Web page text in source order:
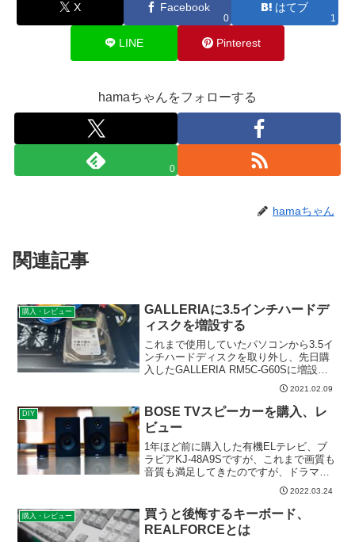
X Facebook
0
はてブ
1
LINE Pinterest
hamaちゃんをフォローする
0
hamaちゃん
関連記事
購入・レビュー
GALLERIAに3.5インチハードデ
ィスクを増設する
これまで使用していたパソコンから3.5イ
ンチハードディスクを取り外し、先日購
入したGALLERIA RM5C-G60Sに増設し
ました。最初、3.5インチシャドウベイの
場所がわからず一瞬迷いましたが、意外
な場所に取り付け位置がありました。取
り付けはとても簡単でした。
2021.02.09
DIY
BOSE TVスピーカーを購入、レ
ビュー
1年ほど前に購入した有機ELテレビ、ブ
ラビアKJ-48A9Sですが、これまで画質も
音質も満足してきたのですが、ドラマや
映画のセリフが聞き取りづらいことがあ
りました。そこでBOSEのサウンドバ
ー、TVスピーカーを購入しました。
2022.03.24
購入・レビュー
買うと後悔するキーボード、
REALFORCEとは